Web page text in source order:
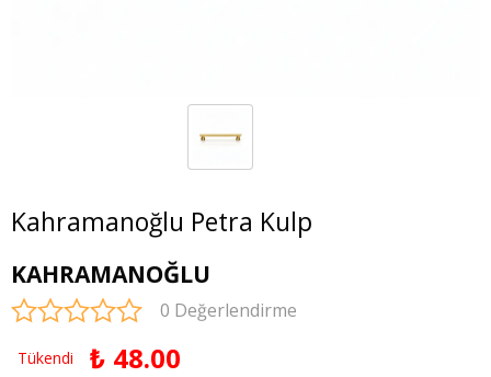
Kahramanoğlu Petra Kulp
KAHRAMANOĞLU
0 Değerlendirme
Tükendi ₺ 48.00